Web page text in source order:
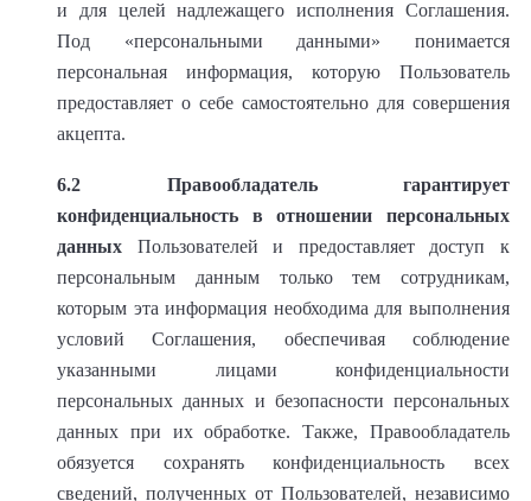
и для целей надлежащего исполнения Соглашения.
Под «персональными данными» понимается
персональная информация, которую Пользователь
предоставляет о себе самостоятельно для совершения
акцепта.
6.2
Правообладатель гарантирует
конфиденциальность в отношении персональных
данных Пользователей и предоставляет доступ к
персональным данным только тем сотрудникам,
которым эта информация необходима для выполнения
условий Соглашения, обеспечивая соблюдение
указанными лицами конфиденциальности
персональных данных и безопасности персональных
данных при их обработке. Также, Правообладатель
обязуется сохранять конфиденциальность всех
сведений, полученных от Пользователей, независимо